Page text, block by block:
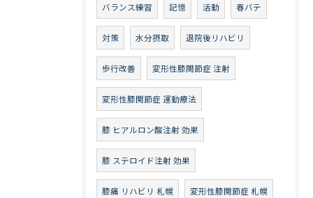
バランス練習 記憶 活動 春バテ
対策 水分摂取 退院後リハビリ
歩行改善 変形性膝関節症 注射
変形性膝関節症 運動療法
膝 ヒアルロン酸注射 効果
膝 ステロイド注射 効果
膝痛 リハビリ 札幌 変形性膝関節症 札幌